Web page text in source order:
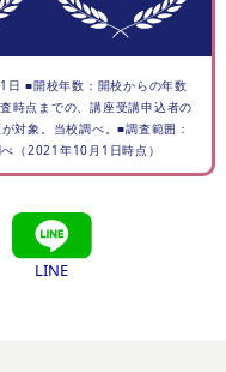
■開校年数：開校からの年数
時点までの、講座受講申込者の
対象。当校調べ。■調査範囲：
（2021年10月1日時点）
LINE